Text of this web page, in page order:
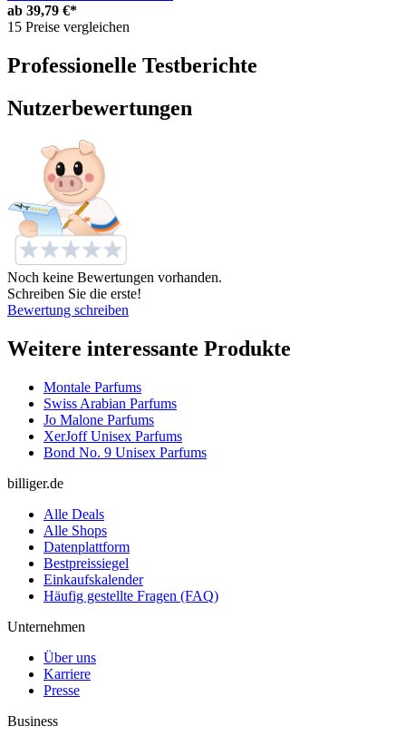
ab 39,79 €*
15 Preise vergleichen
Professionelle Testberichte
Nutzerbewertungen
Noch keine Bewertungen vorhanden.
Schreiben Sie die erste!
Bewertung schreiben
Weitere interessante Produkte
Montale Parfums
Swiss Arabian Parfums
Jo Malone Parfums
XerJoff Unisex Parfums
Bond No. 9 Unisex Parfums
billiger.de
Alle Deals
Alle Shops
Datenplattform
Bestpreissiegel
Einkaufskalender
Häufig gestellte Fragen (FAQ)
Unternehmen
Über uns
Karriere
Presse
Business